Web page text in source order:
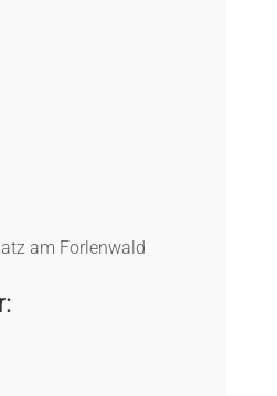
am Forlenwald